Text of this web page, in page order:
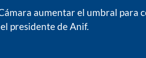
aumentar el umbral para
presidente de Anif.